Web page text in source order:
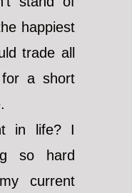
happiest
trade all
a short
in life? I
so hard
current